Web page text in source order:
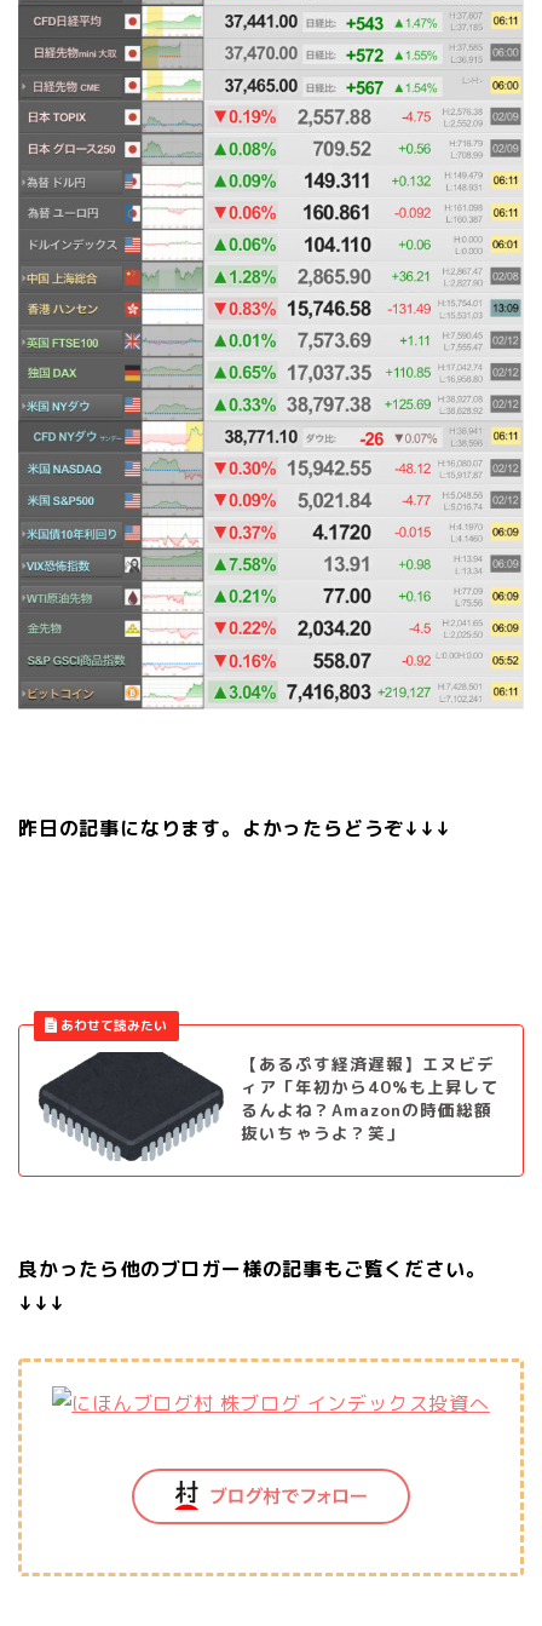
昨日の記事になります。よかったらどうぞ↓↓↓
【あるぷす経済遅報】エヌビデ
ィア「年初から40%も上昇して
るんよね？Amazonの時価総額
抜いちゃうよ？笑」
良かったら他のブロガー様の記事もご覧ください。
↓↓↓